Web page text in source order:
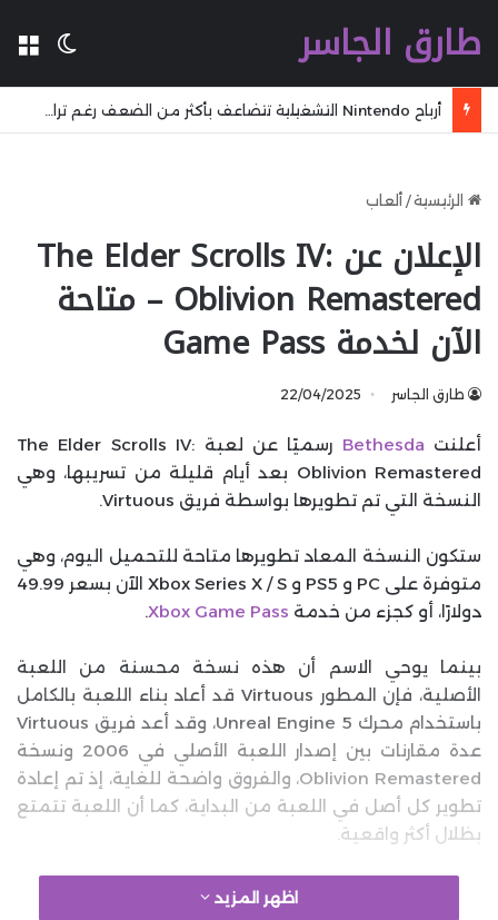
طارق الجاسر
الرئيسية/ ألعاب
الإعلان عن The Elder Scrolls IV:
Oblivion Remastered – متاحة
الآن لخدمة Game Pass
طارق الجاسر 22/04/2025
أعلنت Bethesda
رسميًا عن لعبة The Elder Scrolls IV:
Oblivion Remastered بعد أيام قليلة من تسريبها، وهي
النسخة التي تم تطويرها بواسطة فريق Virtuous.
ستكون النسخة المعاد تطويرها متاحة للتحميل اليوم، وهي
متوفرة على PC و PS5 و Xbox Series X / S الآن بسعر 49.99
دولارًا، أو كجزء من خدمة Xbox Game Pass
.
بينما يوحي الاسم أن هذه نسخة محسنة من اللعبة
الأصلية، فإن المطور Virtuous قد أعاد بناء اللعبة بالكامل
باستخدام محرك Unreal Engine 5، وقد أعد فريق Virtuous
عدة مقارنات بين إصدار اللعبة الأصلي في 2006 ونسخة
Oblivion Remastered، والفروق واضحة للغاية، إذ تم إعادة
تطوير كل أصل في اللعبة من البداية، كما أن اللعبة تتمتع
بظلال أكثر واقعية.
اظهر المزيد